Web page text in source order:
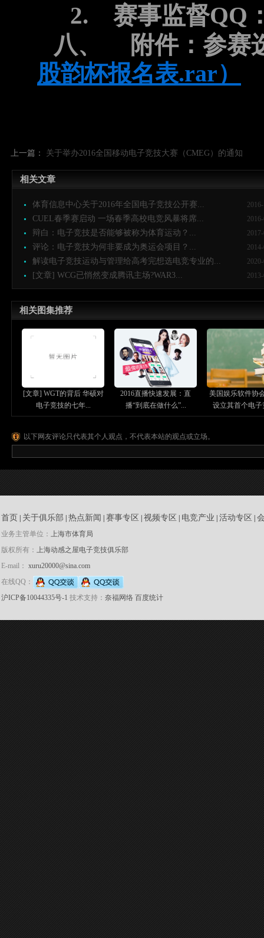
2.
赛事监督QQ
八、
附件：参赛
股韵杯报名表.rar）
上一篇： 关于举办2016全国移动电子竞技大赛（CMEG）的通知
相关文章
体育信息中心关于2016年全国电子竞技公开赛...
CUEL春季赛启动 一场春季高校电竞风暴将席...
辩白：电子竞技是否能够被称为体育运动？...
评论：电子竞技为何非要成为奥运会项目？...
解读电子竞技运动与管理给高考完想选电竞专业的...
[文章] WCG已悄然变成腾讯主场?WAR3...
相关图集推荐
[文章] WGT的背后 华硕对
电子竞技的七年...
2016直播快速发展：直
播“到底在做什么”...
美国娱乐软件协
设立其首个电子
学...
以下网友评论只代表其个人观点，不代表本站的观点或立场。
首页 关于俱乐部 热点新闻 赛事专区 视频专区 电竞产业 活动专区
业务主管单位： 上海市体育局
版权所有： 上海动感之屋电子竞技俱乐部
E-mail： xuru20000@sina.com
在线QQ：
沪ICP备10044335号-1 技术支持： 奈福网络 百度统计